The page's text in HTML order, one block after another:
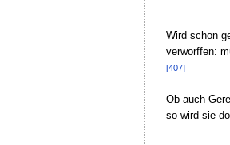
Wird schon
verworffen:
[407]
Ob auch
so wird sie